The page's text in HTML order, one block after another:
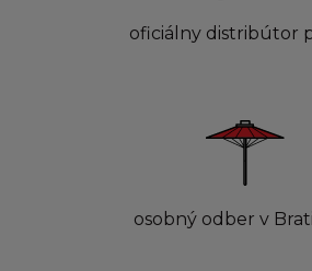
oficiálny distribútor
osobný odber v